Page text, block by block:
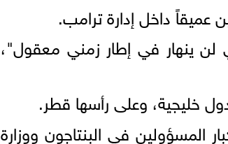
عميقاً داخل إدارة ترامب.
لن ينهار في إطار زمني معقول"،
خليجية، وعلى رأسها قطر.
في البنتاجون ووزارة